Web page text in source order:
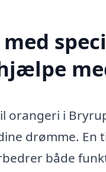
orangeri i
drømme.
både